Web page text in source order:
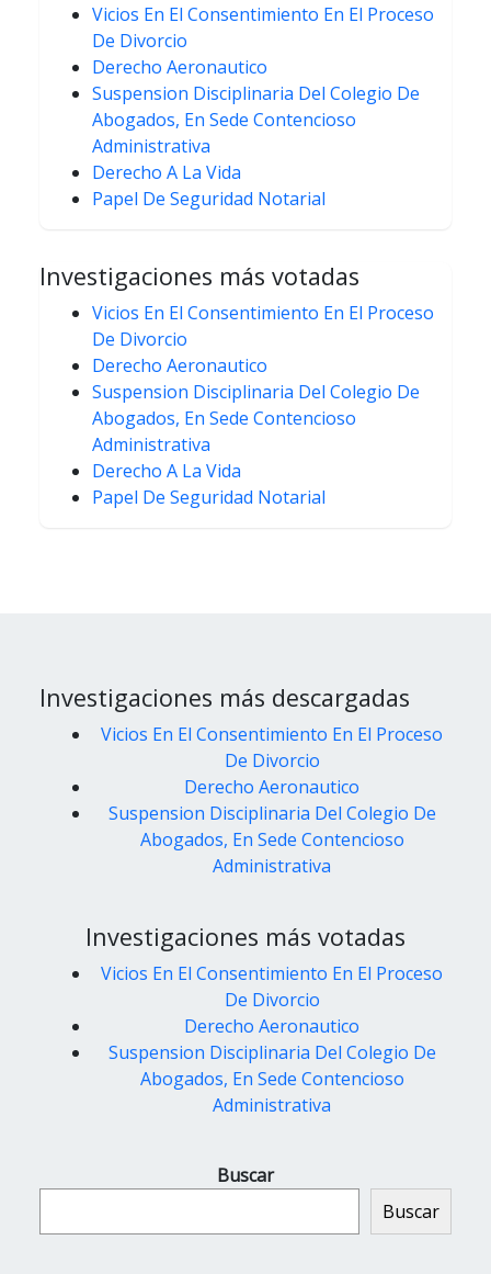
Vicios En El Consentimiento En El Proceso
De Divorcio
Derecho Aeronautico
Suspension Disciplinaria Del Colegio De
Abogados, En Sede Contencioso
Administrativa
Derecho A La Vida
Papel De Seguridad Notarial
Investigaciones más votadas
Vicios En El Consentimiento En El Proceso
De Divorcio
Derecho Aeronautico
Suspension Disciplinaria Del Colegio De
Abogados, En Sede Contencioso
Administrativa
Derecho A La Vida
Papel De Seguridad Notarial
Investigaciones más descargadas
Vicios En El Consentimiento En El Proceso
De Divorcio
Derecho Aeronautico
Suspension Disciplinaria Del Colegio De
Abogados, En Sede Contencioso
Administrativa
Investigaciones más votadas
Vicios En El Consentimiento En El Proceso
De Divorcio
Derecho Aeronautico
Suspension Disciplinaria Del Colegio De
Abogados, En Sede Contencioso
Administrativa
Buscar
Buscar